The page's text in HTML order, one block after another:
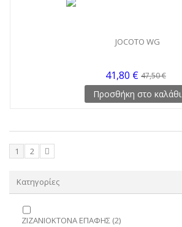
JOCOTO WG
41,80 € 47,50 €
Προσθήκη στο καλάθι
1 2
Κατηγορίες
ΖΙΖΑΝΙΟΚΤΟΝΑ ΕΠΑΦΗΣ (2)